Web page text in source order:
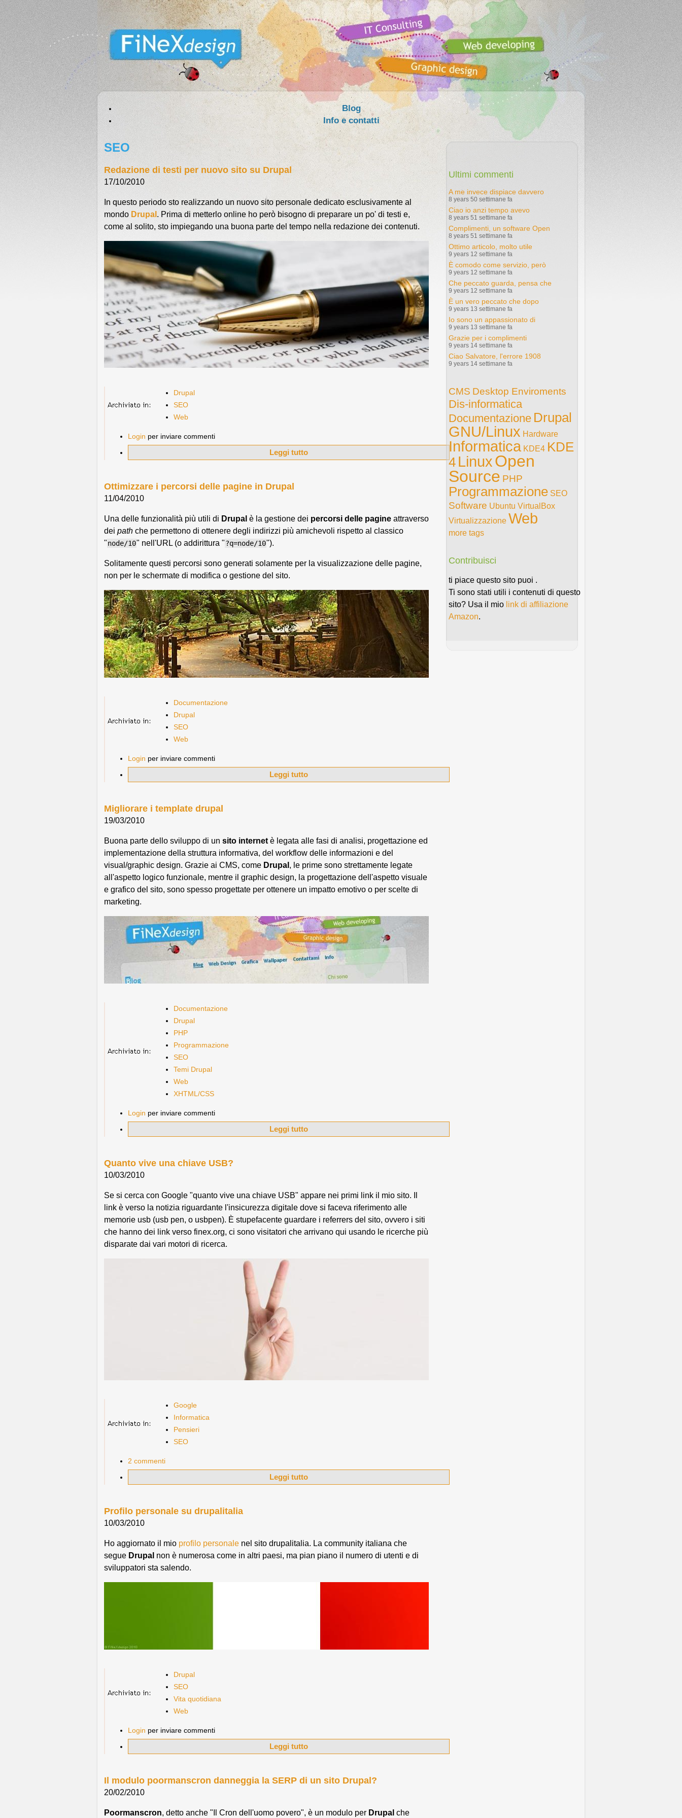
Blog
Info e contatti
SEO
Redazione di testi per nuovo sito su Drupal
17/10/2010
In questo periodo sto realizzando un nuovo sito personale dedicato esclusivamente al
mondo Drupal . Prima di metterlo online ho però bisogno di preparare un po' di testi e,
come al solito, sto impiegando una buona parte del tempo nella redazione dei contenuti.
Drupal
SEO
Web
Login per inviare commenti
Leggi tutto
Ottimizzare i percorsi delle pagine in Drupal
11/04/2010
Una delle funzionalità più utili di Drupal è la gestione dei percorsi delle pagine attraverso
dei path che permettono di ottenere degli indirizzi più amichevoli rispetto al classico
"node/10" nell'URL (o addirittura "?q=node/10").
Solitamente questi percorsi sono generati solamente per la visualizzazione delle pagine,
non per le schermate di modifica o gestione del sito.
Documentazione
Drupal
SEO
Web
Login per inviare commenti
Leggi tutto
Migliorare i template drupal
19/03/2010
Buona parte dello sviluppo di un sito internet è legata alle fasi di analisi, progettazione ed
implementazione della struttura informativa, del workflow delle informazioni e del
visual/graphic design. Grazie ai CMS, come Drupal , le prime sono strettamente legate
all'aspetto logico funzionale, mentre il graphic design, la progettazione dell'aspetto visuale
e grafico del sito, sono spesso progettate per ottenere un impatto emotivo o per scelte di
marketing.
Documentazione
Drupal
PHP
Programmazione
SEO
Temi Drupal
Web
XHTML/CSS
Login per inviare commenti
Leggi tutto
Quanto vive una chiave USB?
10/03/2010
Se si cerca con Google "quanto vive una chiave USB" appare nei primi link il mio sito. Il
link è verso la notizia riguardante l'insicurezza digitale dove si faceva riferimento alle
memorie usb (usb pen, o usbpen). È stupefacente guardare i referrers del sito, ovvero i siti
che hanno dei link verso finex.org, ci sono visitatori che arrivano qui usando le ricerche più
disparate dai vari motori di ricerca.
Google
Informatica
Pensieri
SEO
2 commenti
Leggi tutto
Profilo personale su drupalitalia
10/03/2010
Ho aggiornato il mio profilo personale nel sito drupalitalia. La community italiana che
segue Drupal non è numerosa come in altri paesi, ma pian piano il numero di utenti e di
sviluppatori sta salendo.
Drupal
SEO
Vita quotidiana
Web
Login per inviare commenti
Leggi tutto
Il modulo poormanscron danneggia la SERP di un sito Drupal?
20/02/2010
Poormanscron, detto anche "Il Cron dell'uomo povero", è un modulo per Drupal che
Ultimi commenti
A me invece dispiace davvero
8 years 50 settimane fa
Ciao io anzi tempo avevo
8 years 51 settimane fa
Complimenti, un software Open
8 years 51 settimane fa
Ottimo articolo, molto utile
9 years 12 settimane fa
È comodo come servizio, però
9 years 12 settimane fa
Che peccato guarda, pensa che
9 years 12 settimane fa
È un vero peccato che dopo
9 years 13 settimane fa
Io sono un appassionato di
9 years 13 settimane fa
Grazie per i complimenti
9 years 14 settimane fa
Ciao Salvatore, l'errore 1908
9 years 14 settimane fa
CMS Desktop Enviroments
Dis-informatica
Documentazione Drupal
GNU/Linux Hardware
Informatica KDE4 KDE
4 LinuxOpen
Source PHP
Programmazione SEO
Software Ubuntu VirtualBox
Virtualizzazione Web
more tags
Contribuisci
ti piace questo sito puoi .
Ti sono stati utili i contenuti di questo
sito? Usa il mio link di affiliazione
Amazon.